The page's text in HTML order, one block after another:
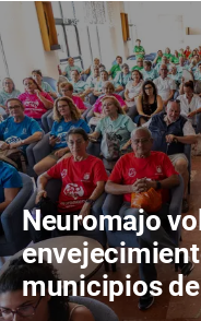
Neuromajo
municipios